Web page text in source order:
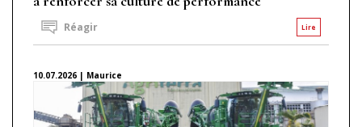
Lire
Réagir
10.07.2026 | Maurice